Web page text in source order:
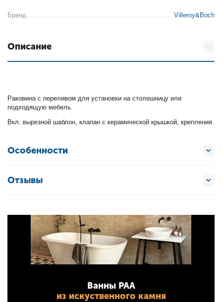
Бренд Villeroy&Boch
Описание
Раковина с переливом для установки на столешницу или
подходящую мебель.
Вкл. вырезной шаблон, клапан с керамической крышкой, крепления
Особенности
Отзывы
Ванны PAA
из искуственного камня